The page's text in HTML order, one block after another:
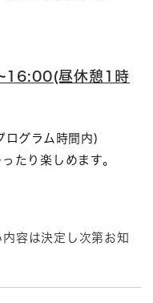
昼休憩1時
ログラム時間内)
たり楽しめます。
容は決定し次第お知